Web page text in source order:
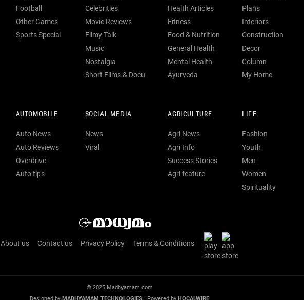
Football
Other Games
Sports Special
Celebrities
Movie Reviews
Filmy Talk
Music
Nostalgia
Short Films & Docu
Health Articles
Fitness
Food & Nutrition
General Health
Mental Health
Ayurveda
Plans
Interiors
Construction
Decor
Column
My Home
AUTOMOBILE
Auto News
Auto Reviews
Overdrive
Auto tips
SOCIAL MEDIA
News
Viral
AGRICULTURE
Agri News
Agri Info
Success Stories
Agri feature
LIFE
Fashion
Youth
Men
Women
Spirituality
About us Contact us Privacy Policy Terms & Conditions
© 2025 Madhyamam.com
Designed by MADHYAMAM TECHNOLOGIES | Powered by HOCALWIRE